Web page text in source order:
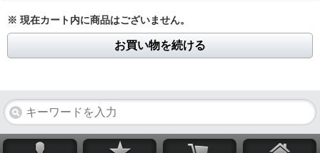
※ 現在カート内に商品はございません。
お買い物を続ける